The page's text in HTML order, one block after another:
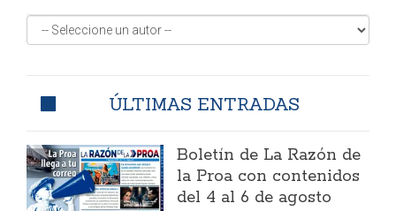
ÚLTIMAS ENTRADAS
Boletín de La Razón de
la Proa con contenidos
del 4 al 6 de agosto